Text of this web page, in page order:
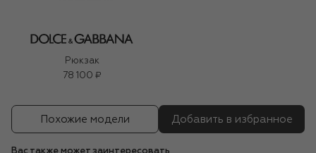
Рюкзак
78 100 ₽
Похожие модели Добавить в избранное